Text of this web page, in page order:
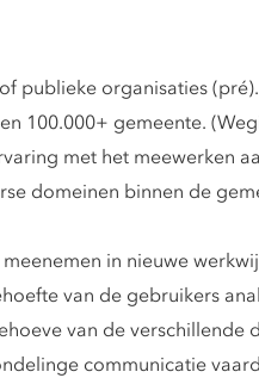
publieke organisaties (pré).
100.000+ gemeente.
met het meewerken
domeinen binnen de
in nieuwe
van de gebruikers
van de verschillende
communicatie